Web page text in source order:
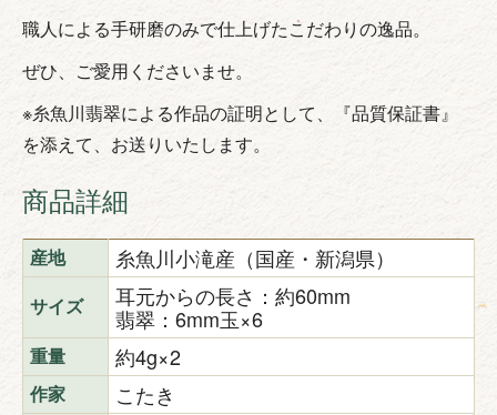
職人による手研磨のみで仕上げたこだわりの逸品。
ぜひ、ご愛用くださいませ。
※糸魚川翡翠による作品の証明として、『品質保証書』
を添えて、お送りいたします。
商品詳細
産地 糸魚川小滝産（国産・新潟県）
サイズ
耳元からの長さ：約60mm
翡翠：6mm玉×6
重量 約4g×2
作家 こたき